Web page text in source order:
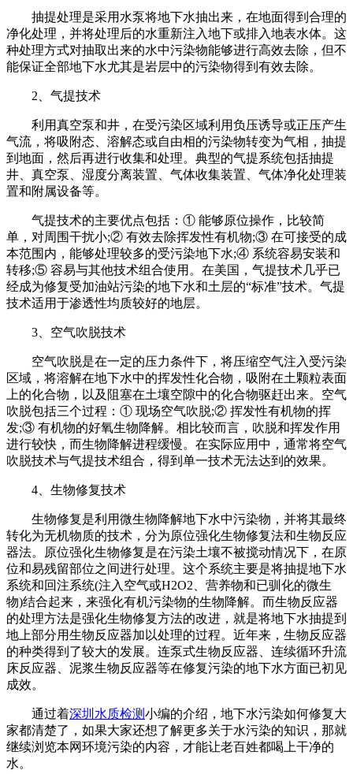
抽提处理是采用水泵将地下水抽出来，在地面得到合理的
净化处理，并将处理后的水重新注入地下或排入地表水体。这
种处理方式对抽取出来的水中污染物能够进行高效去除，但不
能保证全部地下水尤其是岩层中的污染物得到有效去除。
2、气提技术
利用真空泵和井，在受污染区域利用负压诱导或正压产生
气流，将吸附态、溶解态或自由相的污染物转变为气相，抽提
到地面，然后再进行收集和处理。典型的气提系统包括抽提
井、真空泵、湿度分离装置、气体收集装置、气体净化处理装
置和附属设备等。
气提技术的主要优点包括：① 能够原位操作，比较简
单，对周围干扰小;② 有效去除挥发性有机物;③ 在可接受的成
本范围内，能够处理较多的受污染地下水;④ 系统容易安装和
转移;⑤ 容易与其他技术组合使用。在美国，气提技术几乎已
经成为修复受加油站污染的地下水和土层的“标准”技术。气提
技术适用于渗透性均质较好的地层。
3、空气吹脱技术
空气吹脱是在一定的压力条件下，将压缩空气注入受污染
区域，将溶解在地下水中的挥发性化合物，吸附在土颗粒表面
上的化合物，以及阻塞在土壤空隙中的化合物驱赶出来。空气
吹脱包括三个过程：① 现场空气吹脱;② 挥发性有机物的挥
发;③ 有机物的好氧生物降解。相比较而言，吹脱和挥发作用
进行较快，而生物降解进程缓慢。在实际应用中，通常将空气
吹脱技术与气提技术组合，得到单一技术无法达到的效果。
4、生物修复技术
生物修复是利用微生物降解地下水中污染物，并将其最终
转化为无机物质的技术，分为原位强化生物修复法和生物反应
器法。原位强化生物修复是在污染土壤不被搅动情况下，在原
位和易残留部位之间进行处理。这个系统主要是将抽提地下水
系统和回注系统(注入空气或H2O2、营养物和已驯化的微生
物)结合起来，来强化有机污染物的生物降解。而生物反应器
的处理方法是强化生物修复方法的改进，就是将地下水抽提到
地上部分用生物反应器加以处理的过程。近年来，生物反应器
的种类得到了较大的发展。连泵式生物反应器、连续循环升流
床反应器、泥浆生物反应器等在修复污染的地下水方面已初见
成效。
通过着深圳水质检测小编的介绍，地下水污染如何修复大
家都清楚了，如果大家还想了解更多关于水污染的知识，那就
继续浏览本网环境污染的内容，才能让老百姓都喝上干净的
水。